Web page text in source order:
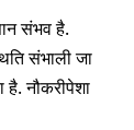
संभव है.
संभाली जा
नौकरीपेशा